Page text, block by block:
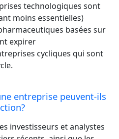
technologiques sont
moins essentielles)
basées sur
expirer
cycliques qui sont
entreprise peuvent-ils
investisseurs et analystes